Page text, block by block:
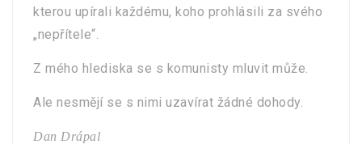
kterou upírali každému, koho prohlásili za svého
„nepřítele“.
Z mého hlediska se s komunisty mluvit může.
Ale nesmějí se s nimi uzavírat žádné dohody.
Dan Drápal